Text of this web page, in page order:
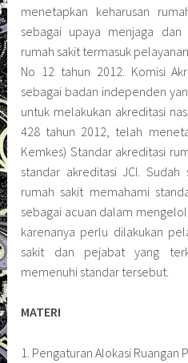
menetapkan keharusan
sebagai upaya menjaga
rumah sakit termasuk
No 12 tahun 2012. Komisi
sebagai badan independen
untuk melakukan akreditasi
428 tahun 2012, telah
Kemkes) Standar akreditasi
standar akreditasi JCI. Sudah
rumah sakit memahami
sebagai acuan dalam
karenanya perlu dilakukan
sakit dan pejabat yang
memenuhi standar tersebut.
MATERI
1. Pengaturan Alokasi Ruangan